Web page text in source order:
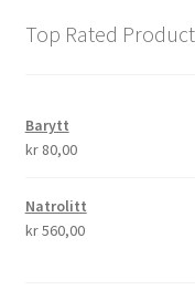
Top Rated
Barytt
kr80,00
Natrolitt
kr560,00